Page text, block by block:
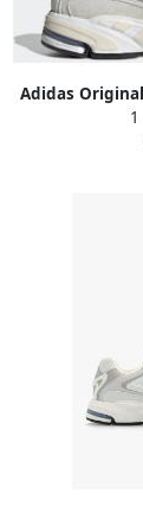
Adidas
Fashion
40 2 3